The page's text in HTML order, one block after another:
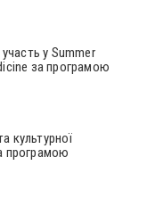
у Summer
за програмою
культурної
програмою